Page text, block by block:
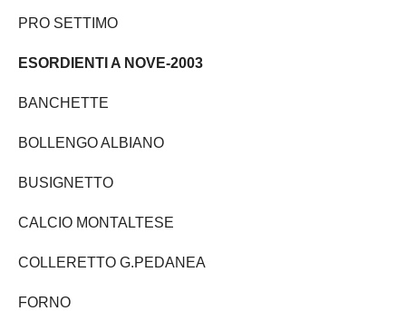
PRO SETTIMO
ESORDIENTI A NOVE-2003
BANCHETTE
BOLLENGO ALBIANO
BUSIGNETTO
CALCIO MONTALTESE
COLLERETTO G.PEDANEA
FORNO